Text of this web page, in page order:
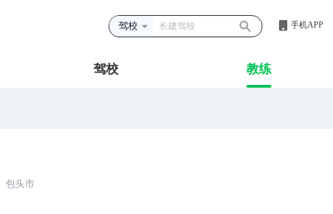
驾校 手机APP
驾校 教练
包头市